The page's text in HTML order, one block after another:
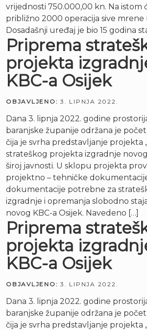
vrijednosti 750.000,00 kn. Na istom
približno 2000 operacija sive mrene
Dosadašnji uređaj je bio 15 godina
Priprema
projekta
KBC-a Osijek
OBJAVLJENO: 3. LIPNJA 2022.
Dana 3. lipnja 2022. godine
baranjske županije održana je
čija je svrha predstavljanje projekta
strateškog projekta izgradnje novog
široj javnosti. U sklopu projekta
projektno – tehničke
dokumentacije potrebne za
izgradnje i opremanja slobodno
novog KBC-a Osijek. Navedeno […]
Priprema
projekta
KBC-a Osijek
OBJAVLJENO: 3. LIPNJA 2022.
Dana 3. lipnja 2022. godine
baranjske županije održana je
čija je svrha predstavljanje projekta